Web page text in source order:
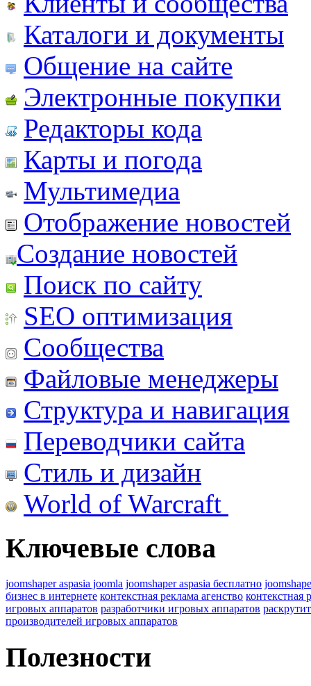
Каталоги и документы
Общение на сайте
Электронные покупки
Редакторы кода
Карты и погода
Мультимедиа
Отображение новостей
Создание новостей
Поиск по сайту
SEO оптимизация
Сообщества
Файловые менеджеры
Структура и навигация
Переводчики сайта
Стиль и дизайн
World of Warcraft
Ключевые слова
joomshaper aspasia joomla joomshaper aspasia бесплатно
бизнес в интернете контекстная реклама агенство контекстная
игровых аппаратов разработчики игровых аппаратов
производителей игровых аппаратов
Полезности